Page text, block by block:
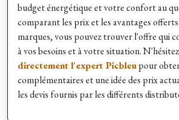
budget énergétique et votre confort au
comparant les prix et les avantages
marques, vous pouvez trouver l'offre qui
à vos besoins et à votre situation.
directement l'expert Picbleupour
complémentaires et une idée des prix
les devis fournis par les différents